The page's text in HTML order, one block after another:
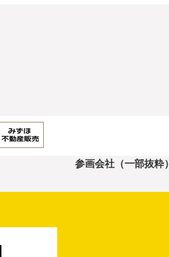
参画会社（一部抜粋）